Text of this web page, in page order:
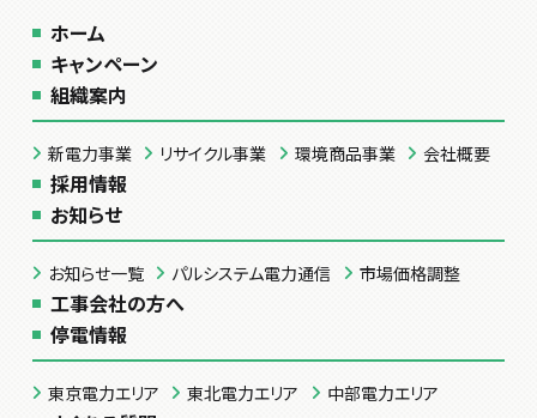
ホーム
キャンペーン
組織案内
新電力事業 リサイクル事業 環境商品事業 会社概要
採用情報
お知らせ
お知らせ一覧 パルシステム電力通信 市場価格調整
工事会社の方へ
停電情報
東京電力エリア 東北電力エリア 中部電力エリア